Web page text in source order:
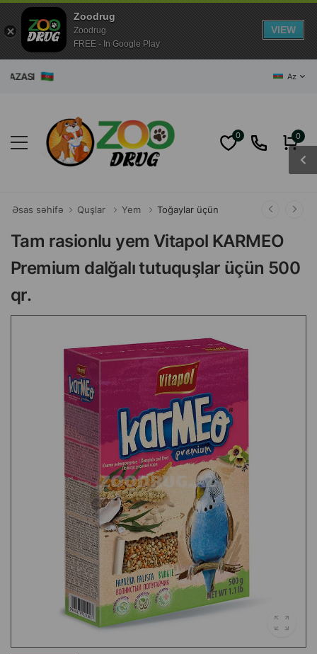
Az
0 0
Əsas səhifə Quşlar Yem Toğaylar üçün
Tam rasionlu yem Vitapol KARMEO
Premium dalğalı tutuquşlar üçün 500
qr.
Zoodrug
Zoodrug
FREE - In Google Play
VIEW